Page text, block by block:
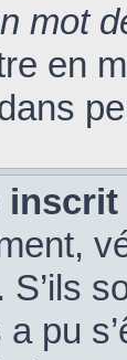
mot
en
S’ils
pu